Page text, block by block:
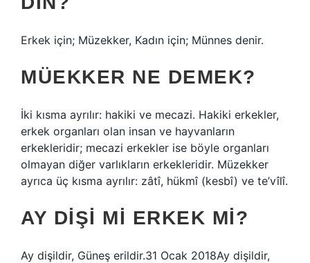
Erkek için; Müzekker, Kadın için; Münnes denir.
MÜEKKER NE DEMEK?
İki kısma ayrılır: hakiki ve mecazi. Hakiki erkekler,
erkek organları olan insan ve hayvanların
erkekleridir; mecazi erkekler ise böyle organları
olmayan diğer varlıkların erkekleridir. Müzekker
ayrıca üç kısma ayrılır: zâtî, hükmî (kesbî) ve te’vîlî.
AY DIŞI MI ERKEK MI?
Ay dişildir, Güneş erildir.31 Ocak 2018Ay dişildir,